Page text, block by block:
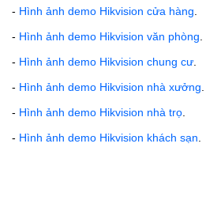
- Hình ảnh demo Hikvision cửa hàng
- Hình ảnh demo Hikvision văn phòng
- Hình ảnh demo Hikvision chung cư
- Hình ảnh demo Hikvision nhà xưởng
- Hình ảnh demo Hikvision nhà trọ
- Hình ảnh demo Hikvision khách sạn